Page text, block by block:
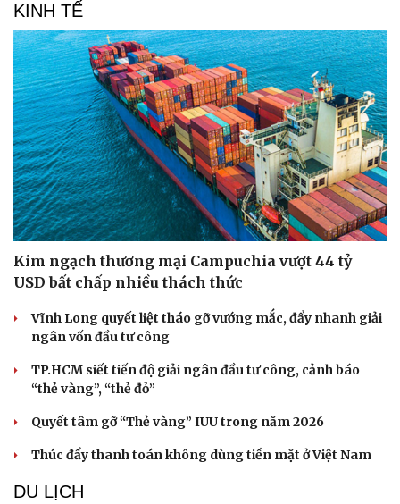
KINH TẾ
Kim ngạch thương mại Campuchia vượt 44 tỷ
USD bất chấp nhiều thách thức
Vĩnh Long quyết liệt tháo gỡ vướng mắc, đẩy nhanh giải
ngân vốn đầu tư công
TP.HCM siết tiến độ giải ngân đầu tư công, cảnh báo
“thẻ vàng”, “thẻ đỏ”
Quyết tâm gỡ “Thẻ vàng” IUU trong năm 2026
Thúc đẩy thanh toán không dùng tiền mặt ở Việt Nam
DU LỊCH